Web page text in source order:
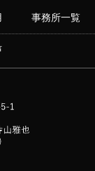
事務所一覧